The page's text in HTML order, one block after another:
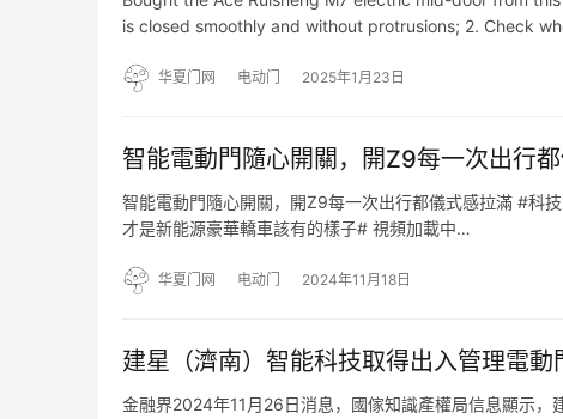
is closed smoothly and without protrusions; 2. Check
华夏门网 电动门 2025年1月23日
智能電動門隨心開關，開Z9每一次出行
智能電動門隨心開關，開Z9每一次出行都儀式感拉滿 #科
才是新能源豪華轎車該有的樣子# 視頻加載中…
华夏门网 电动门 2024年11月18日
建星（濟南）智能科技取得出入管理電
金融界2024年11月26日消息，國傢知識產權局信息顯示，